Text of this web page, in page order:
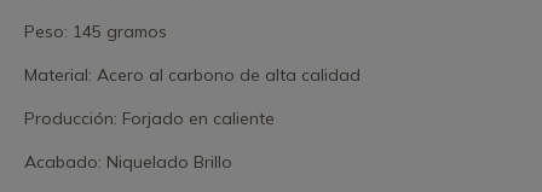
Peso: 145 gramos
Material: Acero al carbono de alta calidad
Producción: Forjado en caliente
Acabado: Niquelado Brillo